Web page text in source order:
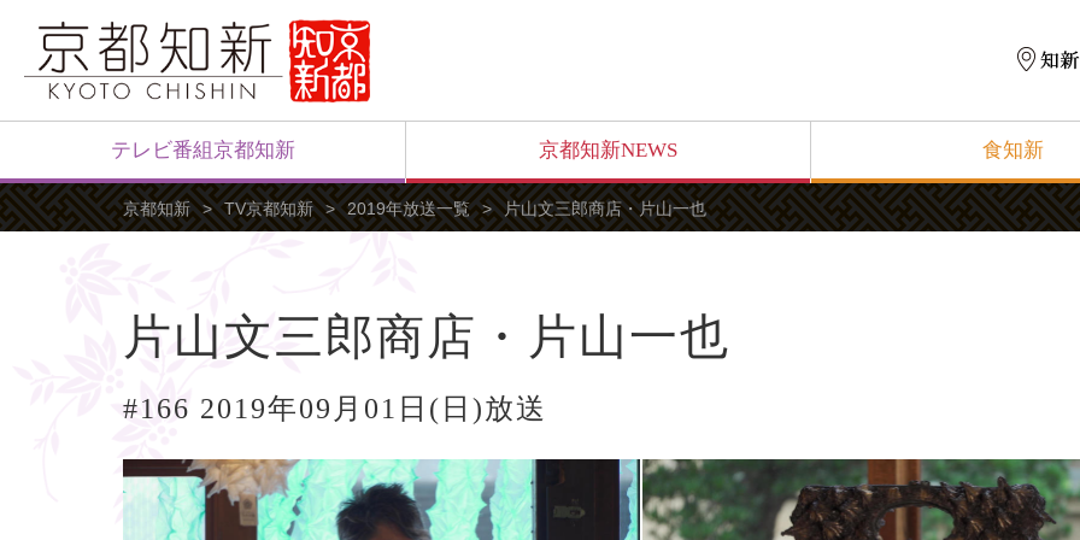
テレビ番組京都知新 京都知新NEWS 食知新
京都知新 TV京都知新 2019年放送一覧 片山文三郎商店・片山一也
片山文三郎商店・片山一也
#166 2019年09月01日(日)放送